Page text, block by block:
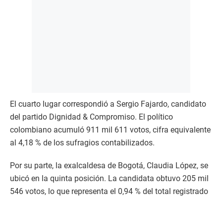
El cuarto lugar correspondió a Sergio Fajardo, candidato
del partido Dignidad & Compromiso. El político
colombiano acumuló 911 mil 611 votos, cifra equivalente
al 4,18 % de los sufragios contabilizados.
Por su parte, la exalcaldesa de Bogotá, Claudia López, se
ubicó en la quinta posición. La candidata obtuvo 205 mil
546 votos, lo que representa el 0,94 % del total registrado